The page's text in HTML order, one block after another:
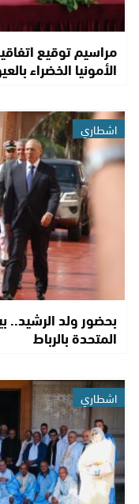
مراسيم توقيع
الأمونيا الخضراء
اشطاري
بحضور ولد الرشيد..
المتحدة بالرباط
اشطاري